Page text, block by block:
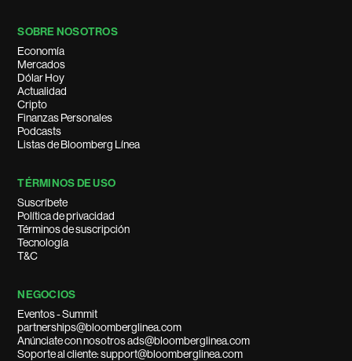
SOBRE NOSOTROS
Economía
Mercados
Dólar Hoy
Actualidad
Cripto
Finanzas Personales
Podcasts
Listas de Bloomberg Línea
TÉRMINOS DE USO
Suscríbete
Política de privacidad
Términos de suscripción
Tecnología
T&C
NEGOCIOS
Eventos - Summit
partnerships@bloomberglinea.com
Anúnciate con nosotros ads@bloomberglinea.com
Soporte al cliente: support@bloomberglinea.com